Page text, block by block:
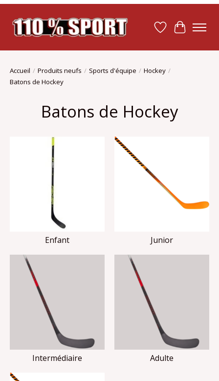
Liste dePanier
Accueil / Produits neufs / Sports d'équipe / Hockey /
Batons de Hockey
Batons de Hockey
Enfant Junior
Intermédiaire Adulte